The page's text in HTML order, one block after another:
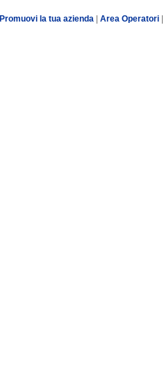
Promuovi la tua azienda Area Operatori